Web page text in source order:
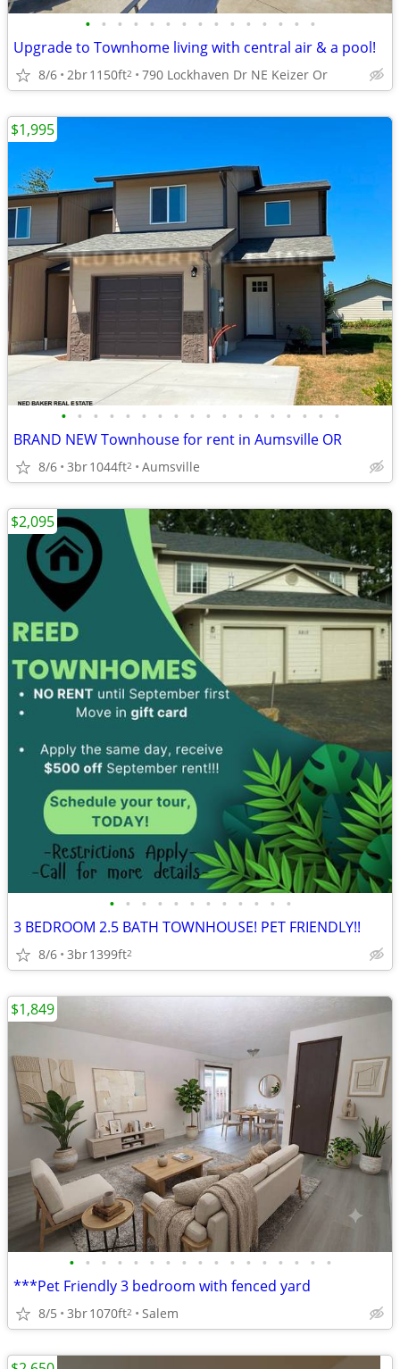
• • • • • • • • • • • • • • •
Upgrade to Townhome living with central air & a pool!
8/6 2br1150ft2 790 Lockhaven Dr NE Keizer Or
• • • • • • • • • • • • • • • • • •
BRAND NEW Townhouse for rent in Aumsville OR
8/6 3br1044ft2 Aumsville
$1,995
• • • • • • • • • • • •
3 BEDROOM 2.5 BATH TOWNHOUSE! PET FRIENDLY!!
8/6 3br1399ft2
$2,095
• • • • • • • • • • • • • • • • •
***Pet Friendly 3 bedroom with fenced yard
8/5 3br1070ft2 Salem
$1,849